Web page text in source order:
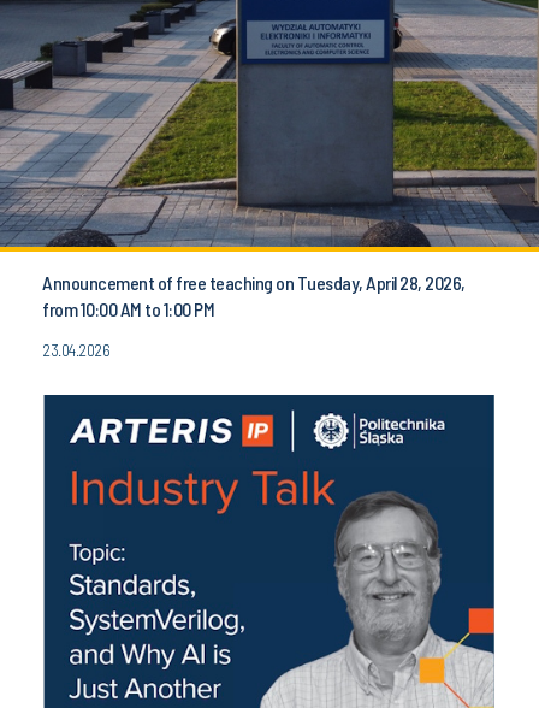
Announcement of free teaching on Tuesday, April 28, 2026,
from 10:00 AM to 1:00 PM
23.04.2026